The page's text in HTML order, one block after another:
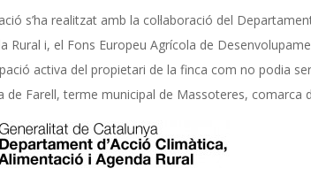
s’ha realitzat amb la col·laboració del
Rural i, el Fons Europeu Agrícola de
activa del propietari de la finca com no podia
de Farell, terme municipal de Massoteres, comarca